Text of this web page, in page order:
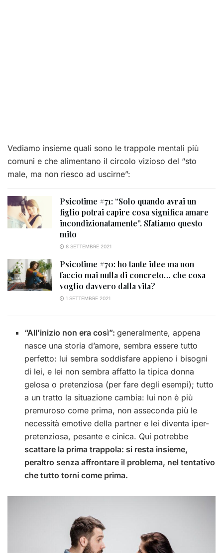
Vediamo insieme quali sono le trappole mentali più
comuni e che alimentano il circolo vizioso del “sto
male, ma non riesco ad uscirne”:
Psicotime #71: “Solo quando avrai un
figlio potrai capire cosa significa amare
incondizionatamente”. Sfatiamo questo
mito
8 SETTEMBRE 2021
Psicotime #70: ho tante idee ma non
faccio mai nulla di concreto… che cosa
voglio davvero dalla vita?
1 SETTEMBRE 2021
“All’inizio non era così”:generalmente, appena
nasce una storia d’amore, sembra essere tutto
perfetto: lui sembra soddisfare appieno i bisogni
di lei, e lei non sembra affatto la tipica donna
gelosa o pretenziosa (per fare degli esempi); tutto
a un tratto la situazione cambia: lui non è più
premuroso come prima, non asseconda più le
necessità emotive della partner e lei diventa iper-
pretenziosa, pesante e cinica. Qui potrebbe
scattare la prima trappola: si resta insieme,
peraltro senza affrontare il problema, nel tentativo
che tutto torni come prima.